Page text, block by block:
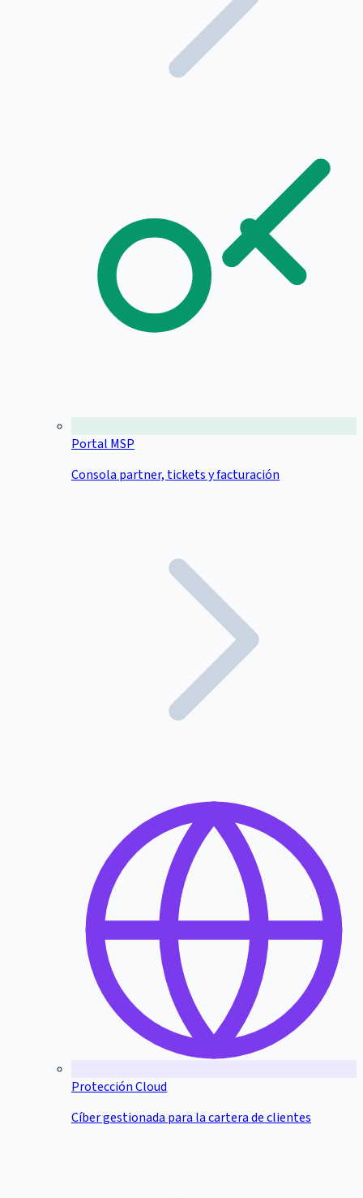
Portal MSP
Consola partner, tickets y facturación
Protección Cloud
Cíber gestionada para la cartera de clientes